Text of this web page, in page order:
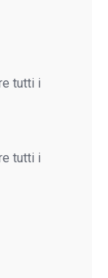
tutti i
tutti i